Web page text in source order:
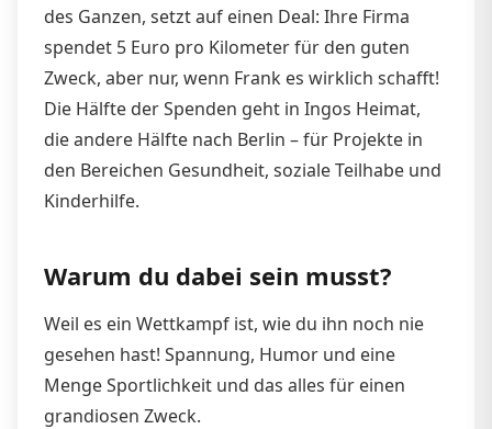
des Ganzen, setzt auf einen Deal: Ihre Firma
spendet 5 Euro pro Kilometer für den guten
Zweck, aber nur, wenn Frank es wirklich schafft!
Die Hälfte der Spenden geht in Ingos Heimat,
die andere Hälfte nach Berlin – für Projekte in
den Bereichen Gesundheit, soziale Teilhabe und
Kinderhilfe.
Warum du dabei sein musst?
Weil es ein Wettkampf ist, wie du ihn noch nie
gesehen hast! Spannung, Humor und eine
Menge Sportlichkeit und das alles für einen
grandiosen Zweck.